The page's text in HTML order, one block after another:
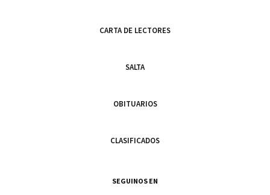
CARTA DE LECTORES
SALTA
OBITUARIOS
CLASIFICADOS
SEGUINOS EN